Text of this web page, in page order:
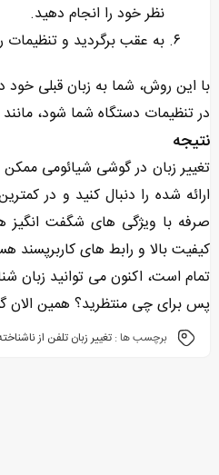
نظر خود را انجام دهید.
به عقب برگردید و تنظیمات
با این روش، شما به زبان قبلی
در تنظیمات دستگاه شما شود،
نتیجه
تغییر زبان در گوشی شیائومی ممکن
ارائه شده را دنبال کنید و در
صرفه با ویژگی های شگفت انگیز
کیفیت بالا و رابط های کاربرپسند
تمام است، اکنون می توانید زبان
پس برای چی منتظرید؟ همین الان
برچسب ها : تغییر زبان تلفن از